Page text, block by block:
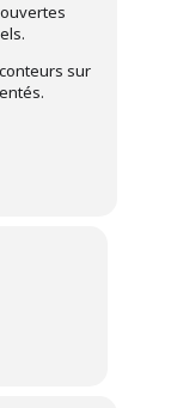
sur